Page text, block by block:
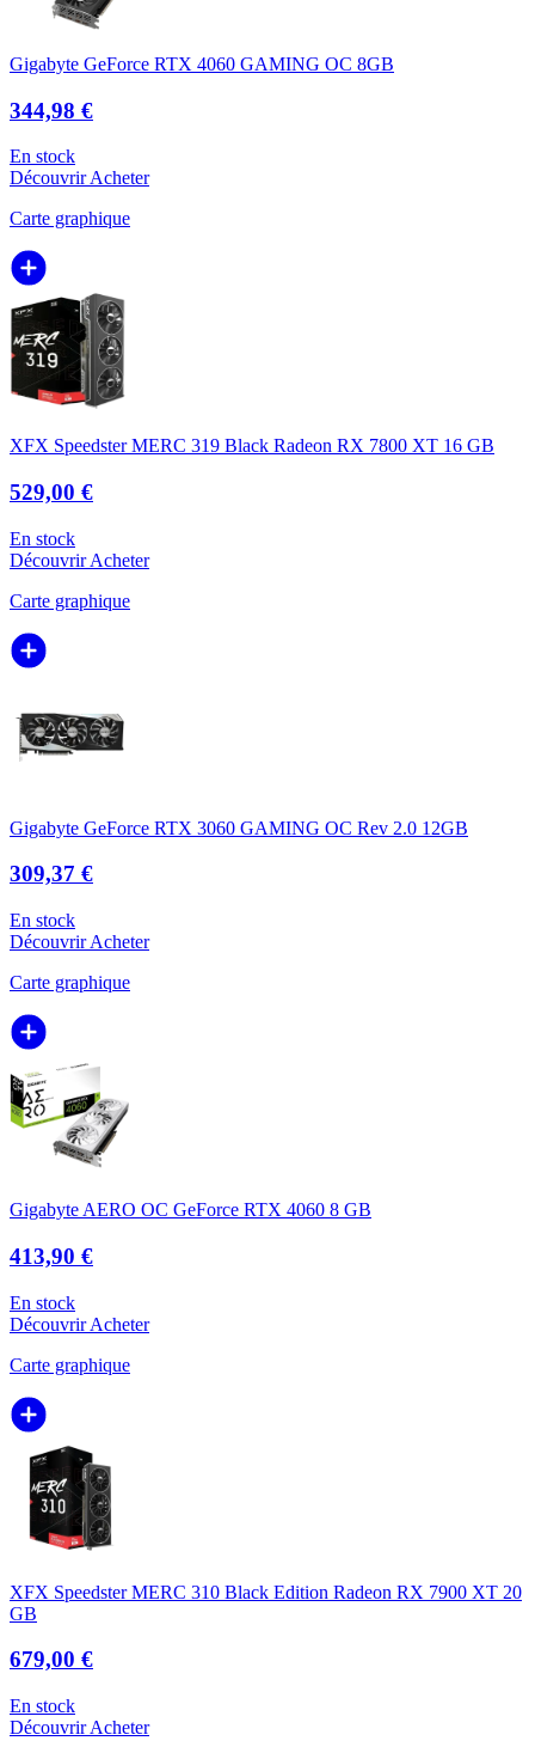
Gigabyte GeForce RTX 4060 GAMING OC 8GB
344,98 €
En stock
DécouvrirAcheter
Carte graphique
XFX Speedster MERC 319 Black Radeon RX 7800 XT 16 GB
529,00 €
En stock
DécouvrirAcheter
Carte graphique
Gigabyte GeForce RTX 3060 GAMING OC Rev 2.0 12GB
309,37 €
En stock
DécouvrirAcheter
Carte graphique
Gigabyte AERO OC GeForce RTX 4060 8 GB
413,90 €
En stock
DécouvrirAcheter
Carte graphique
XFX Speedster MERC 310 Black Edition Radeon RX 7900 XT 20
GB
679,00 €
En stock
DécouvrirAcheter